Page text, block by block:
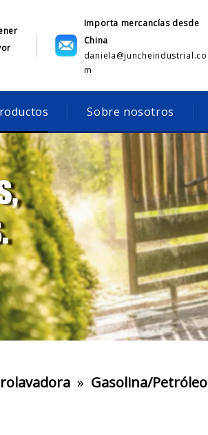
Importa mercancías desde
China
daniela@juncheindustrial.co
m
Sobre nosotros
» Gasolina/Petróleo